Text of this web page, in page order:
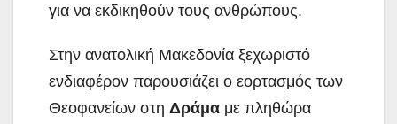
για να εκδικηθούν τους ανθρώπους.
Στην ανατολική Μακεδονία ξεχωριστό
ενδιαφέρον παρουσιάζει ο εορτασμός των
Θεοφανείων στη Δράμα με πληθώρα